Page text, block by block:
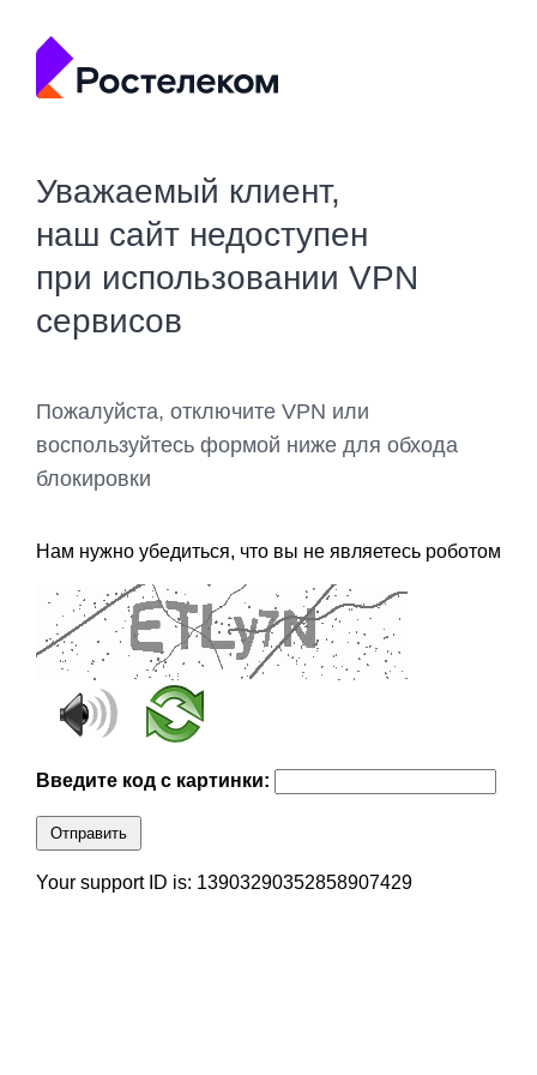
Уважаемый клиент,
наш сайт недоступен
при использовании VPN
сервисов
Пожалуйста, отключите VPN или
воспользуйтесь формой ниже для обхода
блокировки
Нам нужно убедиться, что вы не являетесь роботом
Введите код с картинки:
Отправить
Your support ID is: 13903290352858907429